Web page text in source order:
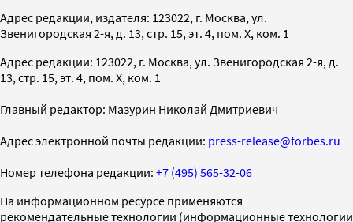
Адрес редакции, издателя: 123022, г. Москва, ул.
Звенигородская 2-я, д. 13, стр. 15, эт. 4, пом. X, ком. 1
Адрес редакции: 123022, г. Москва, ул. Звенигородская 2-я, д.
13, стр. 15, эт. 4, пом. X, ком. 1
Главный редактор: Мазурин Николай Дмитриевич
Адрес электронной почты редакции: press-release@forbes.ru
Номер телефона редакции: +7 (495) 565-32-06
На информационном ресурсе применяются
рекомендательные технологии (информационные технологии